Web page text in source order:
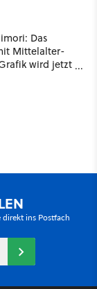
Das
Mittelalter-
wird jetzt
ins Postfach